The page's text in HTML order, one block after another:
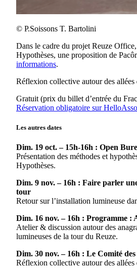
© P.Soissons T. Bartolini
Dans le cadre du projet Reuze
Hypothèses, une proposition de
informations.
Réflexion collective autour des allées
Gratuit (prix du billet d’entrée du
Réservation obligatoire sur HelloAsso
Les autres dates
Dim. 19 oct. – 15h-16h : Open
Présentation des méthodes et
Hypothèses.
Dim. 9 nov. – 16h : Faire parler
tour
Retour sur l’installation lumineuse
Dim. 16 nov. – 16h : Programme :
Atelier & discussion autour des
lumineuses de la tour du Reuze.
Dim. 30 nov. – 16h : Le Comité des
Réflexion collective autour des allées